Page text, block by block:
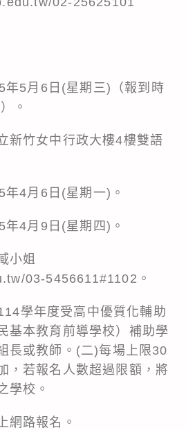
年5月6日(星期三)（報到時
。
新竹女中行政大樓4樓雙語
年4月6日(星期一)。
年4月9日(星期四)。
小姐
03-5456611#1102。
學年度受高中優質化輔助
基本教育前導學校）補助學
長或教師。(二)每場上限30
，若報名人數超過限額，將
學校。
網路報名。